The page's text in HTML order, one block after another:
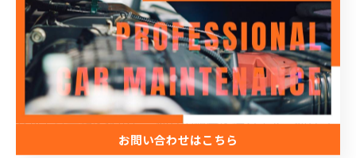
す。必須の持ち物は車検証、自賠責保険証明書、納税証
明書、印鑑、整備記録簿などです。これらが揃っていな
いと受付ができないため、事前にリストを作成して確認
しましょう。
受付では書類を提出し、検査の順番を待ちます。検査ラ
インでは検査員の指示に従い、ライトやブレーキ、排気
お問い合わせはこちら